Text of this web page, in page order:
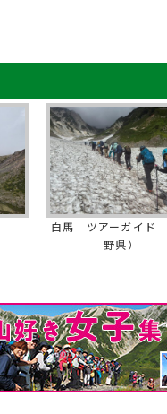
白馬 ツアーガイド
野県）